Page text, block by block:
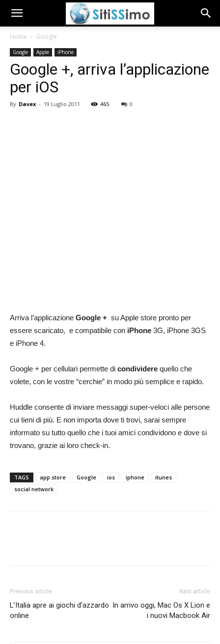
Home Google
Google Apple iPhone
Google +, arriva l’applicazione
per iOS
By Davex - 19 Luglio 2011 465 0
Arriva l’applicazione Google + su Apple store pronto per
essere scaricato, e compatibile con iPhone 3G, iPhone 3GS
e iPhone 4.
Google + per cellulari permette di condividere quello che
volete, con le vostre “cerchie” in modo più semplice e rapido.
Huddle consente di inviare messaggi super-veloci alle persone
cui tieni di più. E non importa dove ti trovi, sarai sempre
informato su tutto quello che i tuoi amici condividono e dove si
trovano, grazie ai loro check-in.
TAGS app store Google ios iphone
itunes
social network
Previous article
L’Italia apre ai giochi d’azzardo
online
Next article
In arrivo oggi, Mac Os X Lion e
i nuovi Macbook Air